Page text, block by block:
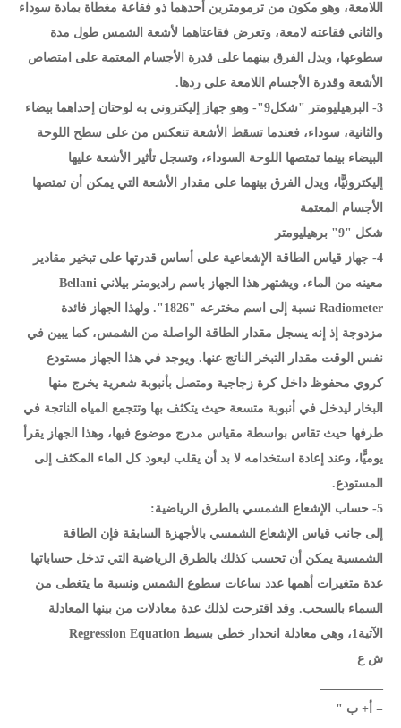
اللامعة، وهو مكون من ترمومترين أحدهما ذو فقاعة مغطاة بمادة سوداء
والثاني فقاعته لامعة، وتعرض فقاعتاهما لأشعة الشمس طول مدة
سطوعها، ويدل الفرق بينهما على قدرة الأجسام المعتمة على امتصاص
الأشعة وقدرة الأجسام اللامعة على ردها.
3- البرهيليومتر "شكل9"- وهو جهاز إليكتروني به لوحتان إحداهما بيضاء
والثانية، سوداء، فعندما تسقط الأشعة تنعكس من على سطح اللوحة
البيضاء بينما تمتصها اللوحة السوداء، وتسجل تأثير الأشعة عليها
إليكترونيًّا، ويدل الفرق بينهما على مقدار الأشعة التي يمكن أن تمتصها
الأجسام المعتمة
شكل "9" برهيليومتر
4- جهاز قياس الطاقة الإشعاعية على أساس قدرتها على تبخير مقادير
معينه من الماء، ويشتهر هذا الجهاز باسم راديومتر بيلاني Bellani
Radiometer نسبة إلى اسم مخترعه "1826". ولهذا الجهاز فائدة
مزدوجة إذ إنه يسجل مقدار الطاقة الواصلة من الشمس، كما يبين في
نفس الوقت مقدار التبخر الناتج عنها. ويوجد في هذا الجهاز مستودع
كروي محفوظ داخل كرة زجاجية ومتصل بأنبوبة شعرية يخرج منها
البخار ليدخل في أنبوبة متسعة حيث يتكثف بها وتتجمع المياه الناتجة في
طرفها حيث تقاس بواسطة مقياس مدرج موضوع فيها، وهذا الجهاز يقرأ
يوميًّا، وعند إعادة استخدامه لا بد أن يقلب ليعود كل الماء المكثف إلى
المستودع.
5- حساب الإشعاع الشمسي بالطرق الرياضية:
إلى جانب قياس الإشعاع الشمسي بالأجهزة السابقة فإن الطاقة
الشمسية يمكن أن تحسب كذلك بالطرق الرياضية التي تدخل حساباتها
عدة متغيرات أهمها عدد ساعات سطوع الشمس ونسبة ما يتغطى من
السماء بالسحب. وقد اقترحت لذلك عدة معادلات من بينها المعادلة
الآتية1، وهي معادلة انحدار خطي بسيط Regression Equation
ش ع
= أ+ ب "